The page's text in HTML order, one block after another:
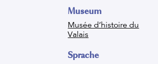
Museum
Musée d’histoire du
Valais
Sprache